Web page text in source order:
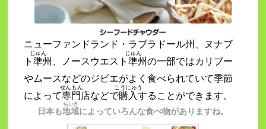
ニューファンドランド・ラブラドール州、ヌナブ
ト準
じゅん
州、ノースウエスト準
じゅん
州の一部ではカリブー
やムースなどのジビエがよく食べられていて季節
によって専門
せんもん
店などで購入
こうにゅう
することができます。
日本も地域
ちいき
によっていろんな食べ物がありますね。